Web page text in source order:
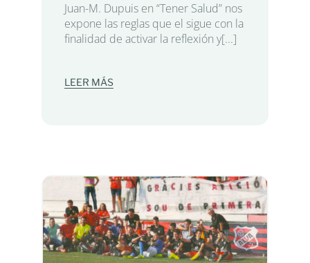
Juan-M. Dupuis en “Tener Salud” nos
expone las reglas que el sigue con la
finalidad de activar la reflexión y[...]
LEER MÁS